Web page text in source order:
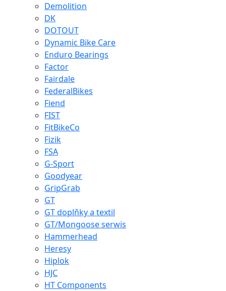
Demolition
DK
DOTOUT
Dynamic Bike Care
Enduro Bearings
Factor
Fairdale
FederalBikes
Fiend
FIST
FitBikeCo
Fizik
FSA
G-Sport
Goodyear
GripGrab
GT
GT doplňky a textil
GT/Mongoose serwis
Hammerhead
Heresy
Hiplok
HJC
HT Components